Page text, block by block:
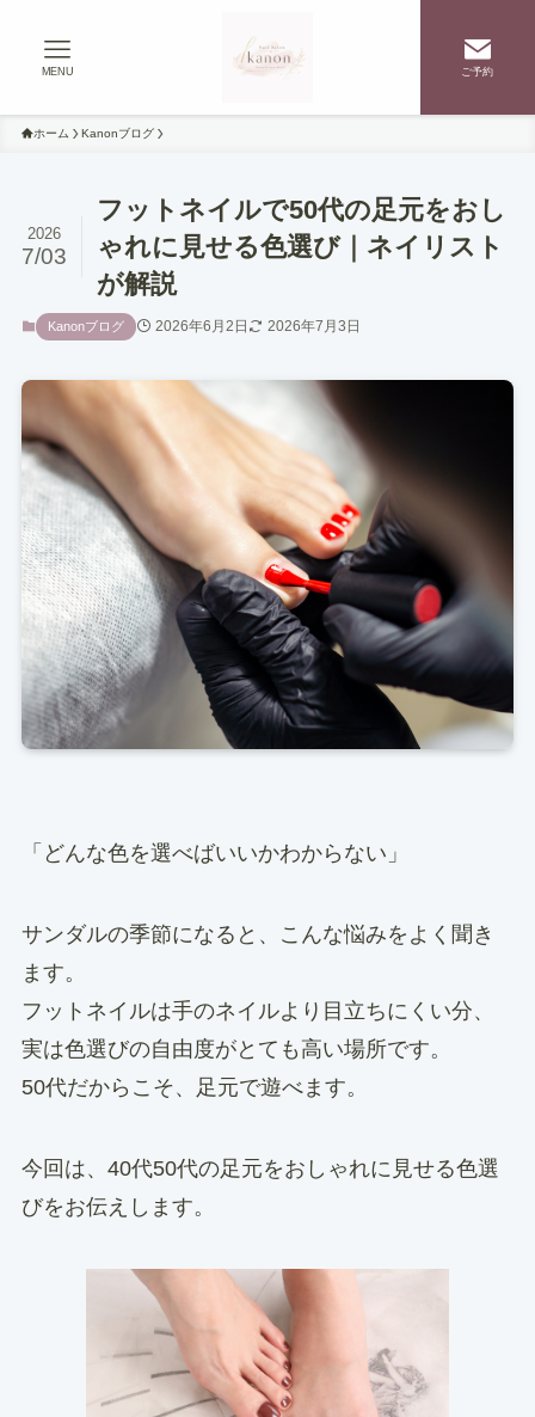
ご予約
MENU
ホーム Kanonブログ
フットネイルで50代の足元をおし
ゃれに見せる色選び｜ネイリスト
が解説
2026
7/03
Kanonブログ 2026年6月2日 2026年7月3日
「どんな色を選べばいいかわからない」
サンダルの季節になると、こんな悩みをよく聞き
ます。
フットネイルは手のネイルより目立ちにくい分、
実は色選びの自由度がとても高い場所です。
50代だからこそ、足元で遊べます。
今回は、40代50代の足元をおしゃれに見せる色選
びをお伝えします。